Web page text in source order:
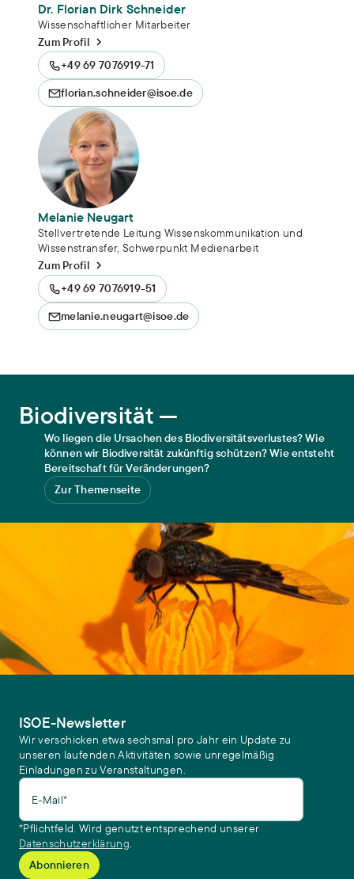
Dr. Florian Dirk Schneider
Wissenschaftlicher Mitarbeiter
Zum Profil
+49 69 7076919-71
florian.schneider@isoe.de
Melanie Neugart
Stellvertretende Leitung Wissenskommunikation und
Wissenstransfer, Schwerpunkt Medienarbeit
Zum Profil
+49 69 7076919-51
melanie.neugart@isoe.de
Biodiversität —
Wo liegen die Ursachen des Biodiversitätsverlustes? Wie
können wir Biodiversität zukünftig schützen? Wie entsteht
Bereitschaft für Veränderungen?
Zur Themenseite
ISOE-Newsletter
Wir verschicken etwa sechsmal pro Jahr ein Update zu
unseren laufenden Aktivitäten sowie unregelmäßig
Einladungen zu Veranstaltungen.
E-Mail*
*Pflichtfeld. Wird genutzt entsprechend unserer
Datenschutzerklärung.